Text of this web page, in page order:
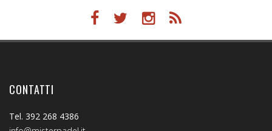
CONTATTI
Tel. 392 268 4386